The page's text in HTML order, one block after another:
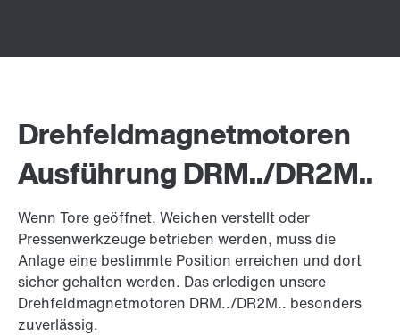
Drehfeldmagnetmotoren
Ausführung DRM../DR2M..
Wenn Tore geöffnet, Weichen verstellt oder
Pressenwerkzeuge betrieben werden, muss die
Anlage eine bestimmte Position erreichen und dort
sicher gehalten werden. Das erledigen unsere
Drehfeldmagnetmotoren DRM../DR2M.. besonders
zuverlässig.